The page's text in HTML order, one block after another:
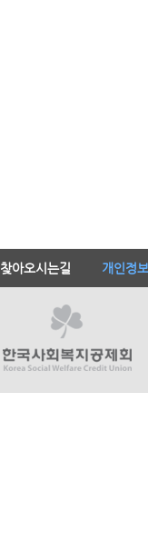
찾아오시는길 개인정